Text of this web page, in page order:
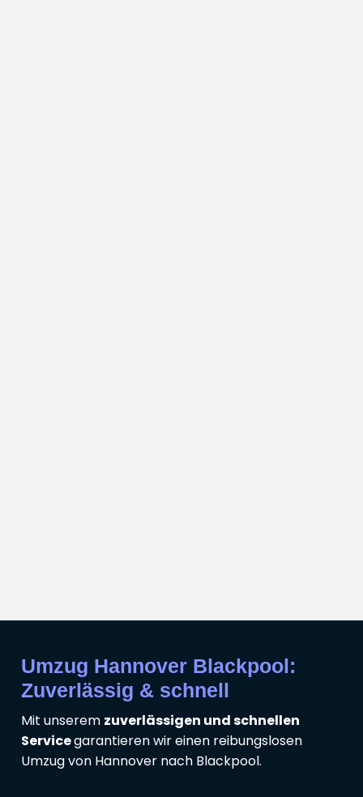
Umzug Hannover Blackpool:
Zuverlässig & schnell
Mit unserem zuverlässigen und schnellen
Servicegarantieren wir einen reibungslosen
Umzug von Hannover nach Blackpool.